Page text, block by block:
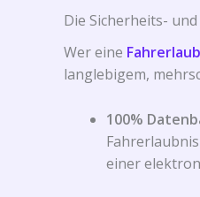
Die Sicherheits-
Wer eine
langlebigem,
100%
einer